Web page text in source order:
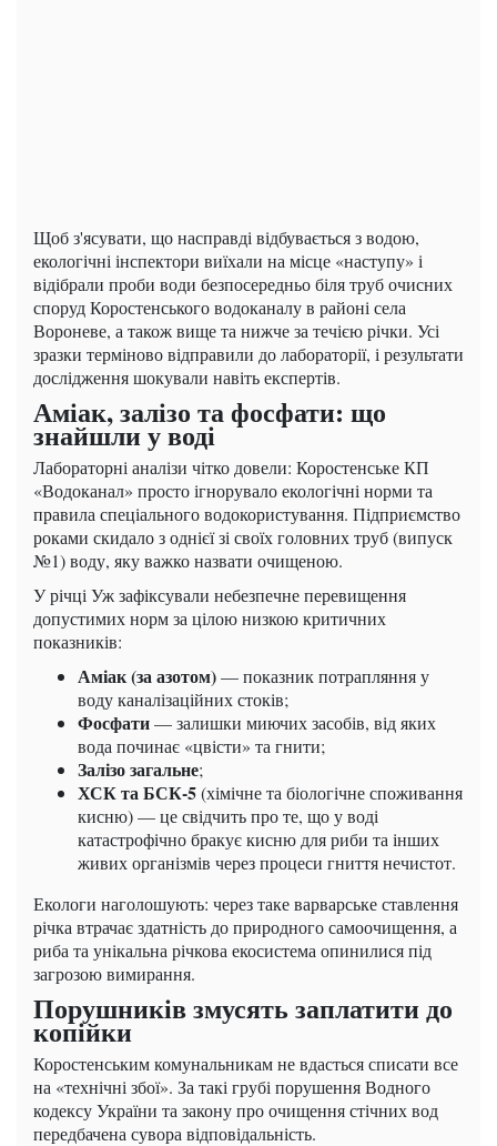
Щоб з'ясувати, що насправді відбувається з водою,
екологічні інспектори виїхали на місце «наступу» і
відібрали проби води безпосередньо біля труб очисних
споруд Коростенського водоканалу в районі села
Вороневе, а також вище та нижче за течією річки. Усі
зразки терміново відправили до лабораторії, і результати
дослідження шокували навіть експертів.
Аміак, залізо та фосфати: що
знайшли у воді
Лабораторні аналізи чітко довели: Коростенське КП
«Водоканал» просто ігнорувало екологічні норми та
правила спеціального водокористування. Підприємство
роками скидало з однієї зі своїх головних труб (випуск
№1) воду, яку важко назвати очищеною.
У річці Уж зафіксували небезпечне перевищення
допустимих норм за цілою низкою критичних
показників:
Аміак (за азотом)— показник потрапляння у
воду каналізаційних стоків;
Фосфати— залишки миючих засобів, від яких
вода починає «цвісти» та гнити;
Залізо загальне;
ХСК та БСК-5(хімічне та біологічне споживання
кисню) — це свідчить про те, що у воді
катастрофічно бракує кисню для риби та інших
живих організмів через процеси гниття нечистот.
Екологи наголошують: через таке варварське ставлення
річка втрачає здатність до природного самоочищення, а
риба та унікальна річкова екосистема опинилися під
загрозою вимирання.
Порушників змусять заплатити до
копійки
Коростенським комунальникам не вдасться списати все
на «технічні збої». За такі грубі порушення Водного
кодексу України та закону про очищення стічних вод
передбачена сувора відповідальність.